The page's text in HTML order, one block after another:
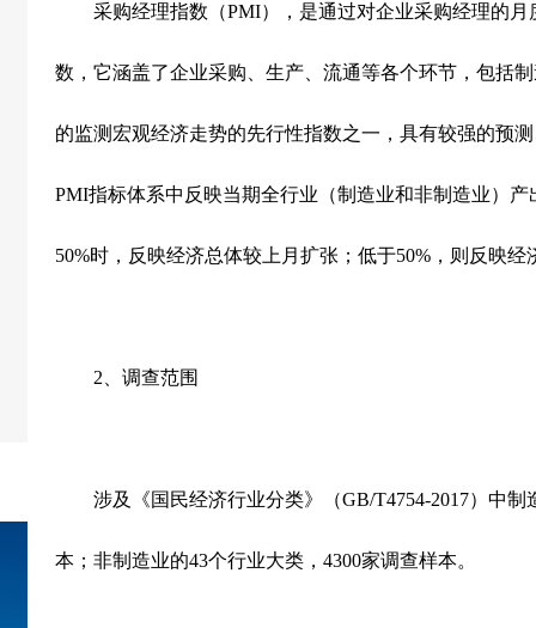
采购经理指数（PMI），是通过对企业采购经理的
数，它涵盖了企业采购、生产、流通等各个环节，包括
的监测宏观经济走势的先行性指数之一，具有较强的预
PMI指标体系中反映当期全行业（制造业和非制造业）
50%时，反映经济总体较上月扩张；低于50% ，则反映
2 、调查范围
涉及《国民经济行业分类》（GB/T4754-2017）中制
本；非制造业的43个行业大类， 4300家调查样本。